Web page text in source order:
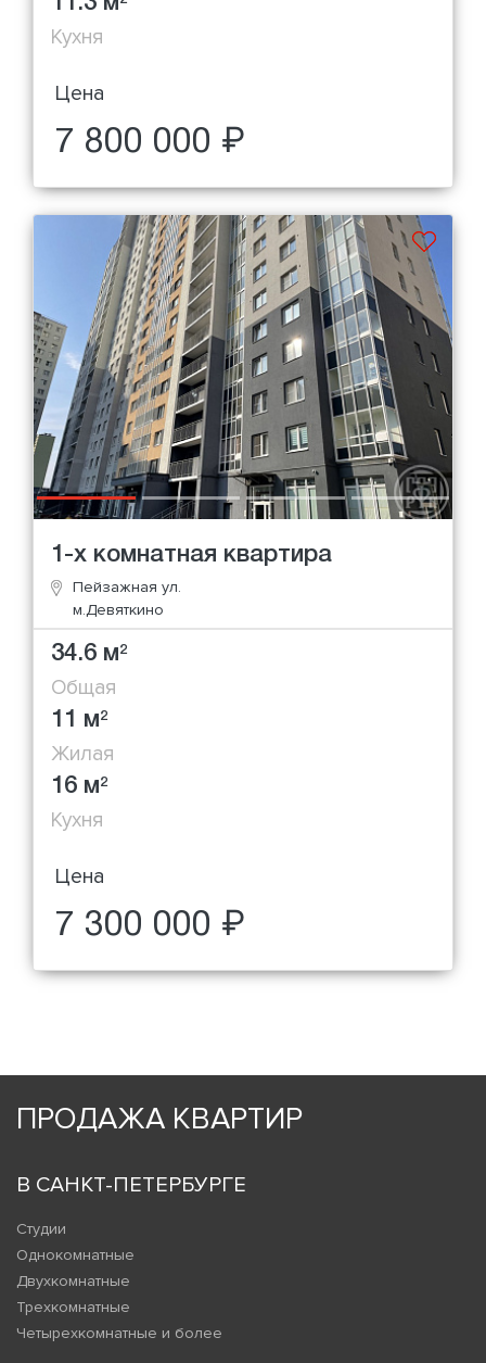
Кухня
Цена
7 800 000 ₽
1-х комнатная квартира
Пейзажная ул.
м.Девяткино
34.6 м2
Общая
11 м2
Жилая
16 м2
Кухня
Цена
7 300 000 ₽
ПРОДАЖА КВАРТИР
В САНКТ-ПЕТЕРБУРГЕ
Студии
Однокомнатные
Двухкомнатные
Трехкомнатные
Четырехкомнатные и более